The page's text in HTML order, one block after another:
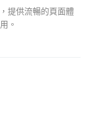
提供流暢的頁面體
。